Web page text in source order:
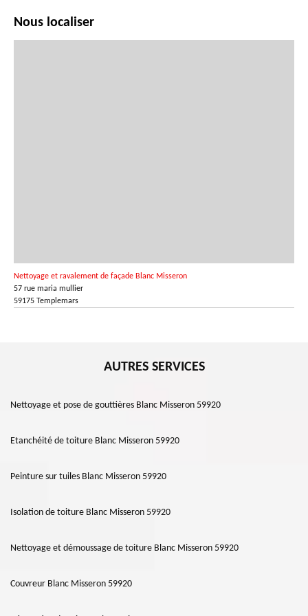
Nous localiser
Nettoyage et ravalement de façade Blanc Misseron
57 rue maria mullier
59175 Templemars
AUTRES SERVICES
Nettoyage et pose de gouttières Blanc Misseron 59920
Etanchéité de toiture Blanc Misseron 59920
Peinture sur tuiles Blanc Misseron 59920
Isolation de toiture Blanc Misseron 59920
Nettoyage et démoussage de toiture Blanc Misseron 59920
Couvreur Blanc Misseron 59920